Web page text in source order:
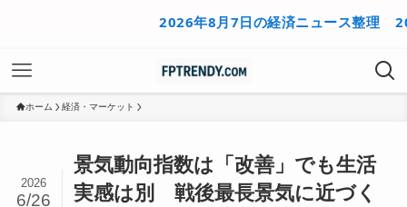
2026年8月7日の経済ニュース整理 2026年8
ホーム 経済・マーケット
景気動向指数は「改善」でも生活
実感は別 戦後最長景気に近づく
2026
6/26